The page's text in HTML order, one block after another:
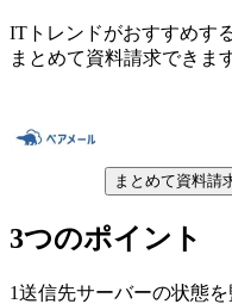
ITトレンドがおすすめす
まとめて資料請求できま
まとめて資料請
3つのポイント
1送信先サーバーの状態